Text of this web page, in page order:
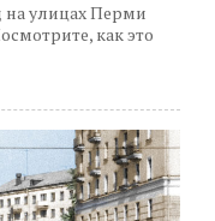
улицах Перми
как это